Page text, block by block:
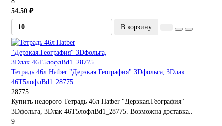
54.50 ₽
В корзину
Тетрадь 46л Hatber "Дерзкая.География" 3Dфольга, 3Dлак
46Т5лофлBd1_28775
28775
Купить недорого Тетрадь 46л Hatber "Дерзкая.География"
3Dфольга, 3Dлак 46Т5лофлBd1_28775. Возможна доставка..
9